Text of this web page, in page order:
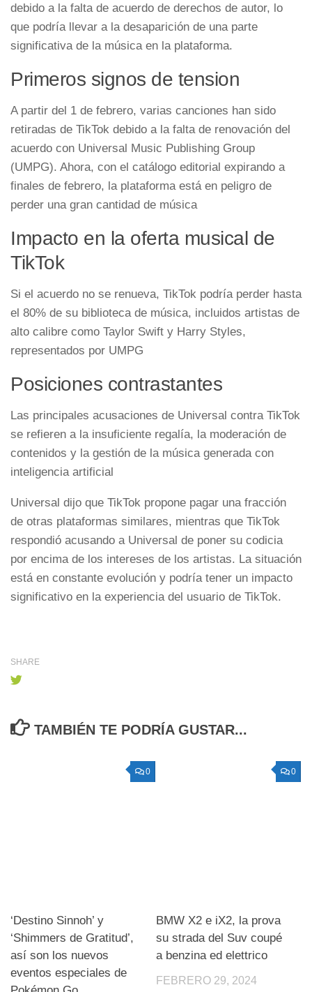
debido a la falta de acuerdo de derechos de autor, lo
que podría llevar a la desaparición de una parte
significativa de la música en la plataforma.
Primeros signos de tension
A partir del 1 de febrero, varias canciones han sido
retiradas de TikTok debido a la falta de renovación del
acuerdo con Universal Music Publishing Group
(UMPG). Ahora, con el catálogo editorial expirando a
finales de febrero, la plataforma está en peligro de
perder una gran cantidad de música
Impacto en la oferta musical de
TikTok
Si el acuerdo no se renueva, TikTok podría perder hasta
el 80% de su biblioteca de música, incluidos artistas de
alto calibre como Taylor Swift y Harry Styles,
representados por UMPG
Posiciones contrastantes
Las principales acusaciones de Universal contra TikTok
se refieren a la insuficiente regalía, la moderación de
contenidos y la gestión de la música generada con
inteligencia artificial
Universal dijo que TikTok propone pagar una fracción
de otras plataformas similares, mientras que TikTok
respondió acusando a Universal de poner su codicia
por encima de los intereses de los artistas. La situación
está en constante evolución y podría tener un impacto
significativo en la experiencia del usuario de TikTok.
SHARE
TAMBIÉN TE PODRÍA GUSTAR...
0
‘Destino Sinnoh’ y
‘Shimmers de Gratitud’,
así son los nuevos
eventos especiales de
0
BMW X2 e iX2, la prova
su strada del Suv coupé
a benzina ed elettrico
FEBRERO 29, 2024